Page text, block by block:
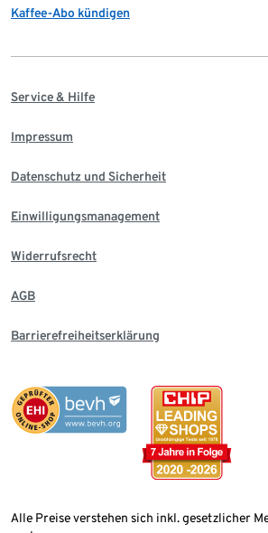
Kaffee-Abo kündigen
Service & Hilfe
Impressum
Datenschutz und Sicherheit
Einwilligungsmanagement
Widerrufsrecht
AGB
Barrierefreiheitserklärung
Alle Preise verstehen sich inkl. gesetzlicher